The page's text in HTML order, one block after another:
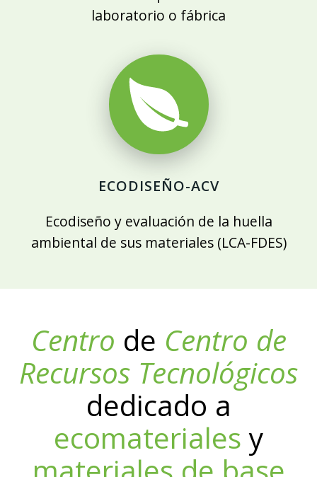
laboratorio o fábrica
ECODISEÑO-ACV
Ecodiseño y evaluación de la huella
ambiental de sus materiales (LCA-FDES)
Centro de Centro de
Recursos Tecnológicos
dedicado a
ecomaterialesy